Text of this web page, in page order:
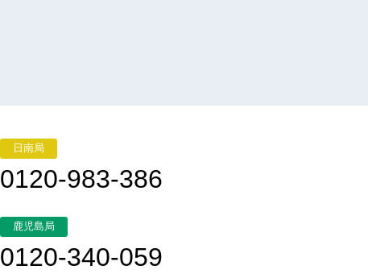
日南局
0120-983-386
鹿児島局
0120-340-059